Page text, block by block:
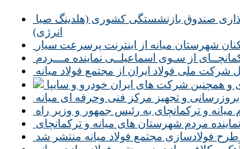
انرژی)
شهرستان میانه از اینترنت پرسرعت سیار
از سـوی اسماعیلــی نماینده مـــردم
شرکت ملی فولاد ایران از مجتمع فولاد میانه
و همچنین شرکت های ایران خودرو و سایپا
و ترکمانچای به رئیس جمهور و وزیر راه
مردم شهرستان های میانه و ترکمانچای